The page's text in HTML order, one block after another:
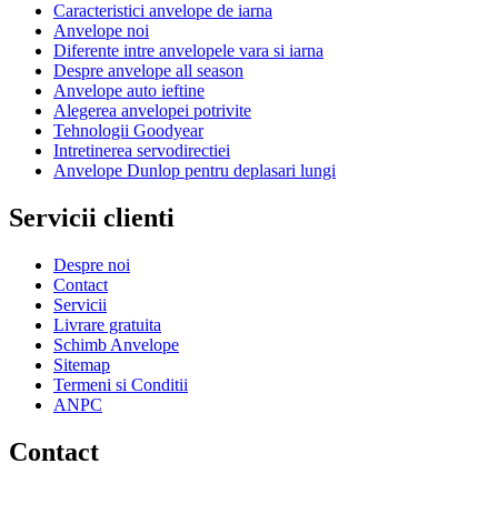
Caracteristici anvelope de iarna
Anvelope noi
Diferente intre anvelopele vara si iarna
Despre anvelope all season
Anvelope auto ieftine
Alegerea anvelopei potrivite
Tehnologii Goodyear
Intretinerea servodirectiei
Anvelope Dunlop pentru deplasari lungi
Servicii clienti
Despre noi
Contact
Servicii
Livrare gratuita
Schimb Anvelope
Sitemap
Termeni si Conditii
ANPC
Contact